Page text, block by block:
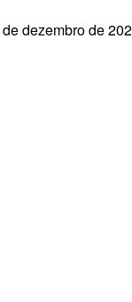
dezembro de